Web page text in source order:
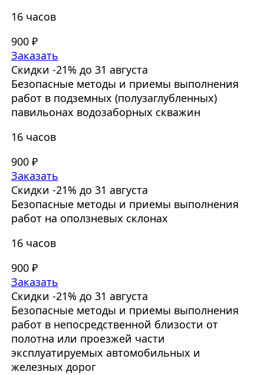
16 часов
900 ₽
Заказать
Скидки -21% до 31 августа
Безопасные методы и приемы выполнения
работ в подземных (полузаглубленных)
павильонах водозаборных скважин
16 часов
900 ₽
Заказать
Скидки -21% до 31 августа
Безопасные методы и приемы выполнения
работ на оползневых склонах
16 часов
900 ₽
Заказать
Скидки -21% до 31 августа
Безопасные методы и приемы выполнения
работ в непосредственной близости от
полотна или проезжей части
эксплуатируемых автомобильных и
железных дорог